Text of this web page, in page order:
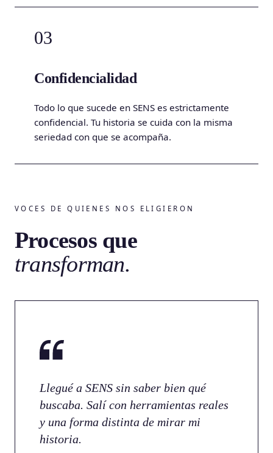
03
Confidencialidad
Todo lo que sucede en SENS es estrictamente
confidencial. Tu historia se cuida con la misma
seriedad con que se acompaña.
VOCES DE QUIENES NOS ELIGIERON
Procesos que
transforman.
Llegué a SENS sin saber bien qué
buscaba. Salí con herramientas reales
y una forma distinta de mirar mi
historia.